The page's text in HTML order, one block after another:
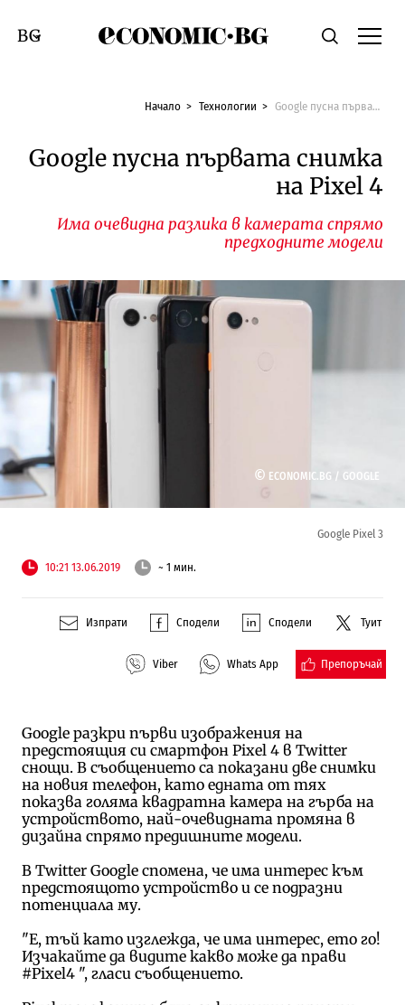
Economic.bgТърсене
Смяна на език
Начало Технологии Google пусна първата снимка на Pixel 4
Google пусна първата снимка
на Pixel 4
Има очевидна разлика в камерата спрямо
предходните модели
© ECONOMIC.BG / GOOGLE
Google Pixel 3
10:21 13.06.2019 ~ 1 мин.
Изпрати Сподели Сподели Туит
Viber Whats App Препоръчай
Google разкри първи изображения на
предстоящия си смартфон Pixel 4 в Twitter
снощи. В съобщението са показани две снимки
на новия телефон, като едната от тях
показва голяма квадратна камера на гърба на
устройството, най-очевидната промяна в
дизайна спрямо предишните модели.
В Twitter Google спомена, че има интерес към
предстоящото устройство и се подразни
потенциала му.
"Е, тъй като изглежда, че има интерес, ето го!
Изчакайте да видите какво може да прави
#Pixel4 ", гласи съобщението.